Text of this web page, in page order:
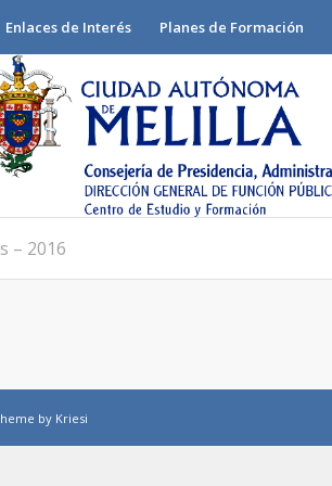
Enlaces de Interés Planes de Formación
– 2016
by Kriesi